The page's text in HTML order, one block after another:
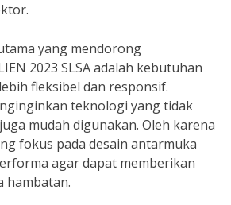
yang mendorong
2023 SLSA adalah kebutuhan
fleksibel dan responsif.
teknologi yang tidak
mudah digunakan. Oleh karena
fokus pada desain antarmuka
agar dapat memberikan
hambatan.